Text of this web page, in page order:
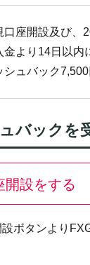
口座開設及び、
金より14日以内
シュバック
バックを
開設をする
ボタンより